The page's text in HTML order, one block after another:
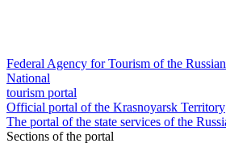
Federal Agency for Tourism of the
National
tourism portal
Official portal of the Krasnoyarsk Territory
The portal of the state services of the
Sections of the portal